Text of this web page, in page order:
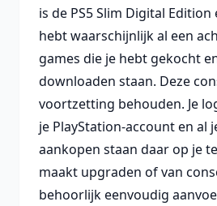
is de PS5 Slim Digital Edition
hebt waarschijnlijk al een
games die je hebt gekocht
downloaden staan. Deze
voortzetting behouden. Je
je PlayStation-account en al
aankopen staan daar op je
maakt upgraden of van
behoorlijk eenvoudig